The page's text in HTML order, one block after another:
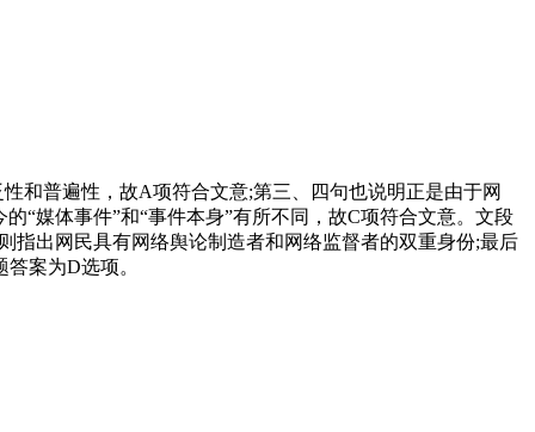
普遍性，故A项符合文意;第三、四句也说明正是由于网
“媒体事件”和“事件本身”有所不同，故C项符合文意。文段
指出网民具有网络舆论制造者和网络监督者的双重身份;最后
案为D选项。